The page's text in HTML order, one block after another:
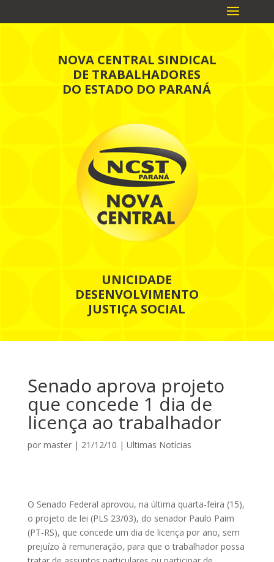
NOVA CENTRAL SINDICAL
DE TRABALHADORES
DO ESTADO DO PARANÁ
UNICIDADE
DESENVOLVIMENTO
JUSTIÇA SOCIAL
Senado aprova projeto
que concede 1 dia de
licença ao trabalhador
por master| 21/12/10 | Ultimas Notícias
O Senado Federal aprovou, na última quarta-feira (15),
o projeto de lei (PLS 23/03), do senador Paulo Paim
(PT-RS), que concede um dia de licença por ano, sem
prejuízo à remuneração, para que o trabalhador possa